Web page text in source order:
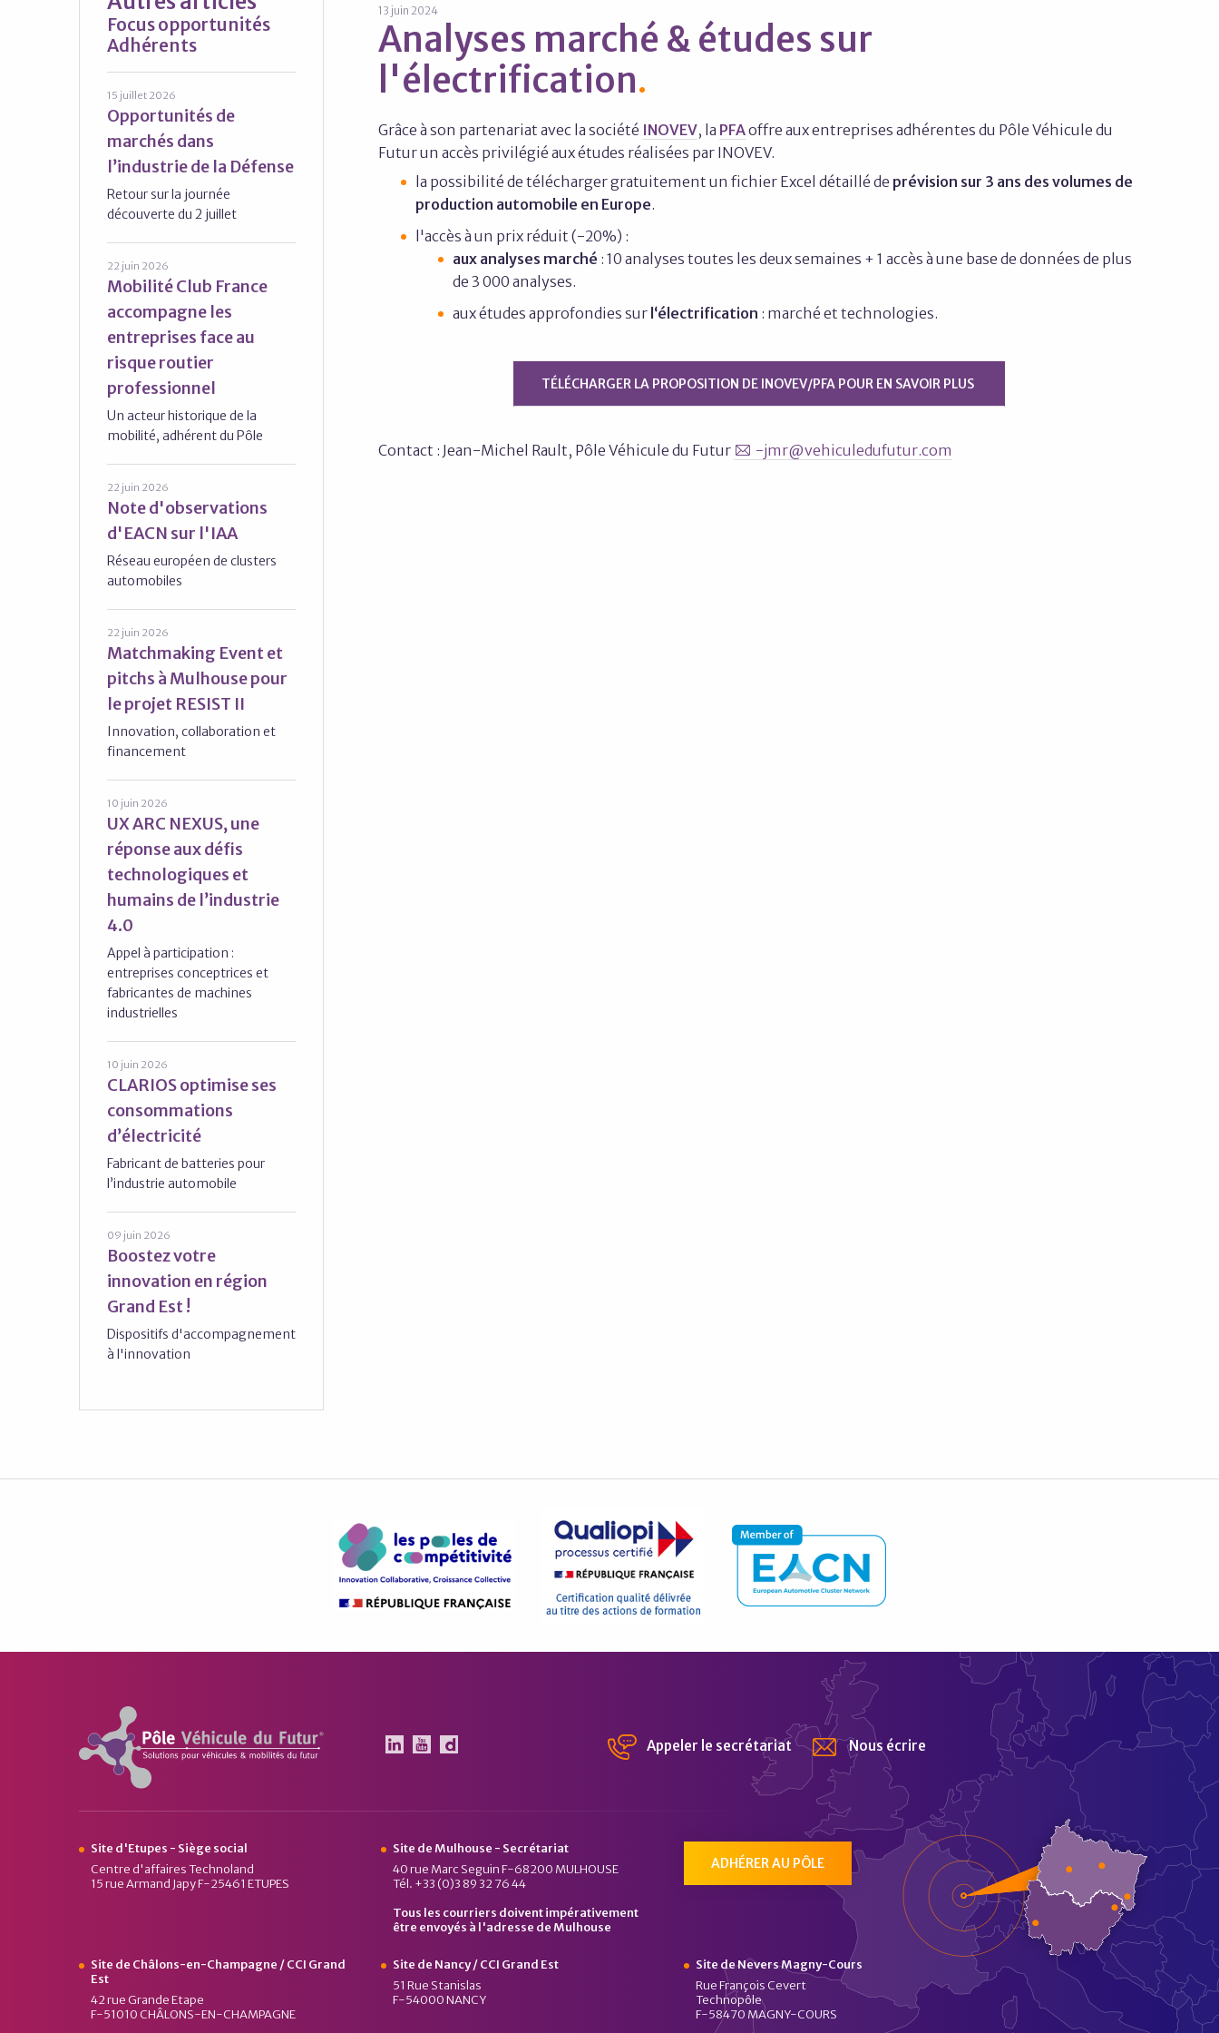
13 juin 2024
Analyses marché & études sur
l'électrification
Grâce à son partenariat avec la société INOVEV, la PFAoffre aux entreprises adhérentes du Pôle Véhicule du
Futur un accès privilégié aux études réalisées par INOVEV.
la possibilité de télécharger gratuitement un fichier Excel détaillé de prévision sur 3 ans des volumes de
production automobile en Europe.
l'accès à un prix réduit (-20%) :
aux analyses marché : 10 analyses toutes les deux semaines + 1 accès à une base de données de plus
de 3 000 analyses.
aux études approfondies sur l‘électrification : marché et technologies.
TÉLÉCHARGER LA PROPOSITION DE INOVEV/PFA POUR EN SAVOIR PLUS
Contact : Jean-Michel Rault, Pôle Véhicule du Futur -jmr@vehiculedufutur.com
Focus opportunités
Adhérents
15 juillet 2026
Opportunités de
marchés dans
l’industrie de la Défense
Retour sur la journée
découverte du 2 juillet
22 juin 2026
Mobilité Club France
accompagne les
entreprises face au
risque routier
professionnel
Un acteur historique de la
mobilité, adhérent du Pôle
22 juin 2026
Note d'observations
d'EACN sur l'IAA
Réseau européen de clusters
automobiles
22 juin 2026
Matchmaking Event et
pitchs à Mulhouse pour
le projet RESIST II
Innovation, collaboration et
financement
10 juin 2026
UX ARC NEXUS, une
réponse aux défis
technologiques et
humains de l’industrie
4.0
Appel à participation :
entreprises conceptrices et
fabricantes de machines
industrielles
10 juin 2026
CLARIOS optimise ses
consommations
d’électricité
Fabricant de batteries pour
l’industrie automobile
09 juin 2026
Boostez votre
innovation en région
Grand Est !
Dispositifs d'accompagnement
à l'innovation
Pôle Véhicule du Futur
Le Pôle Véhicule du Futur sur Linkedin
Le Pôle Véhicule du Futur sur Youtube
Chaîne Dailymotion du Pôle Véhicule du Futur
Appeler le secrétariat Nous écrire
Site d'Etupes - Siège social
Centre d'affaires Technoland
15 rue Armand Japy F-25461 ETUPES
Site de Mulhouse - Secrétariat
40 rue Marc Seguin F-68200 MULHOUSE
Tél. +33 (0)3 89 32 76 44
Tous les courriers doivent impérativement
être envoyés à l'adresse de Mulhouse
ADHÉRER AU PÔLE
Site de Châlons-en-Champagne / CCI Grand
Est
42 rue Grande Etape
F-51010 CHÂLONS-EN-CHAMPAGNE
Site de Nancy / CCI Grand Est
51 Rue Stanislas
F-54000 NANCY
Site de Nevers Magny-Cours
Rue François Cevert
Technopôle
F-58470 MAGNY-COURS